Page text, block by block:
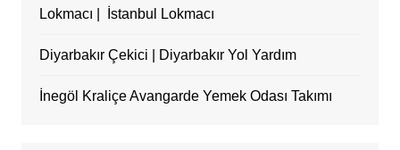
Lokmacı | İstanbul Lokmacı
Diyarbakır Çekici | Diyarbakır Yol Yardım
İnegöl Kraliçe Avangarde Yemek Odası Takımı